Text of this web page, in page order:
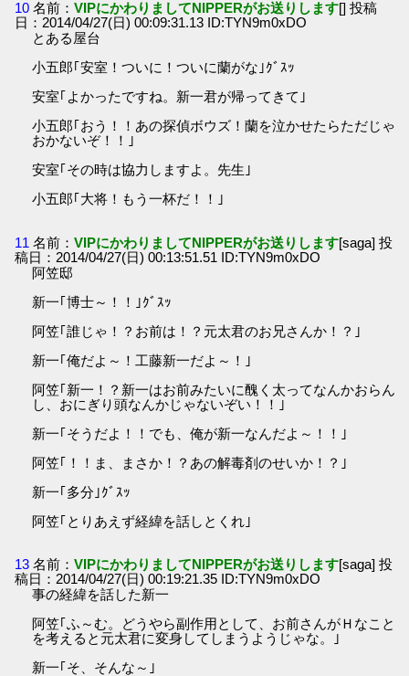
10 名前：VIPにかわりましてNIPPERがお送りします[] 投稿
日：2014/04/27(日) 00:09:31.13 ID:TYN9m0xDO
とある屋台
小五郎｢安室！ついに！ついに蘭がな｣ｸﾞｽｯ
安室｢よかったですね。新一君が帰ってきて｣
小五郎｢おう！！あの探偵ボウズ！蘭を泣かせたらただじゃ
おかないぞ！！｣
安室｢その時は協力しますよ。先生｣
小五郎｢大将！もう一杯だ！！｣
11 名前：VIPにかわりましてNIPPERがお送りします[saga] 投
稿日：2014/04/27(日) 00:13:51.51 ID:TYN9m0xDO
阿笠邸
新一｢博士～！！｣ｸﾞｽｯ
阿笠｢誰じゃ！？お前は！？元太君のお兄さんか！？｣
新一｢俺だよ～！工藤新一だよ～！｣
阿笠｢新一！？新一はお前みたいに醜く太ってなんかおらん
し、おにぎり頭なんかじゃないぞい！！｣
新一｢そうだよ！！でも、俺が新一なんだよ～！！｣
阿笠｢！！ま、まさか！？あの解毒剤のせいか！？｣
新一｢多分｣ｸﾞｽｯ
阿笠｢とりあえず経緯を話しとくれ｣
13 名前：VIPにかわりましてNIPPERがお送りします[saga] 投
稿日：2014/04/27(日) 00:19:21.35 ID:TYN9m0xDO
事の経緯を話した新一
阿笠｢ふ～む。どうやら副作用として、お前さんがＨなこと
を考えると元太君に変身してしまうようじゃな。｣
新一｢そ、そんな～｣